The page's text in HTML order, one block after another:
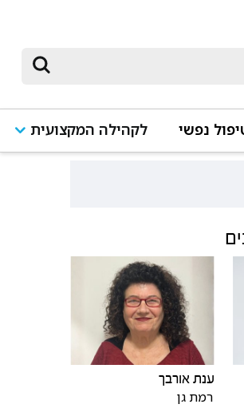
נפשי לקהילה המקצועית
ענת אורבך
רמת גן